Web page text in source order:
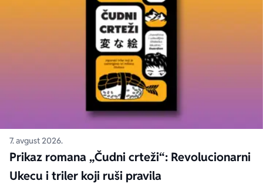
7. avgust 2026.
Prikaz romana „Čudni crteži“: Revolucionarni
Ukecu i triler koji ruši pravila